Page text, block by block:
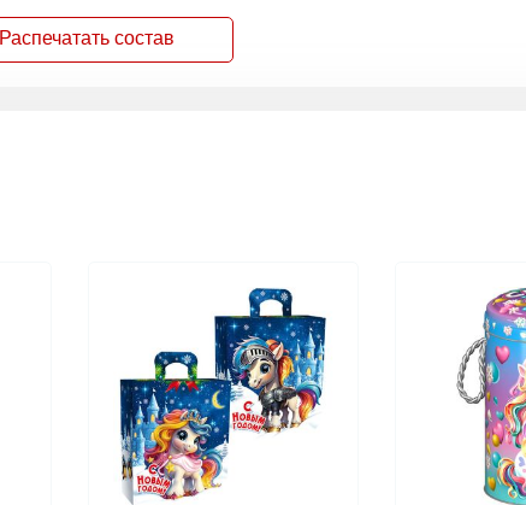
Распечатать состав